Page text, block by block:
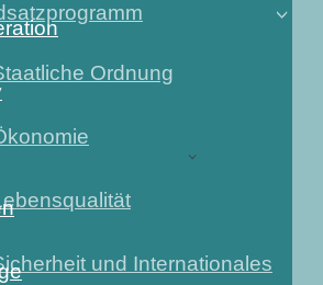
Ordnung
und Internationales